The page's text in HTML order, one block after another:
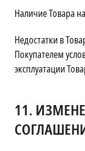
Наличие Товара
Недостатки в
Покупателем
эксплуатации
11.